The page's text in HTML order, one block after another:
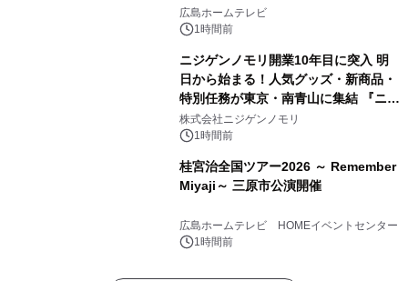
広島ホームテレビ
1時間前
ニジゲンノモリ開業10年目に突入 明
日から始まる！人気グッズ・新商品・
特別任務が東京・南青山に集結 『ニジ
ゲンノモリ POPUPストア in Annex
Aoyama』
株式会社ニジゲンノモリ
1時間前
桂宮治全国ツアー2026 ～ Remember
Miyaji～ 三原市公演開催
広島ホームテレビ HOMEイベントセンター
1時間前